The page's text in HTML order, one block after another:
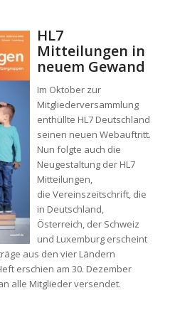
HL7
Mitteilungen in
neuem Gewand
Im Oktober zur
Mitgliederversammlung
enthüllte HL7 Deutschland
seinen neuen Webauftritt.
Nun folgte auch die
Neugestaltung der HL7
Mitteilungen,
die Vereinszeitschrift, die
in Deutschland,
Österreich, der Schweiz
und Luxemburg erscheint
aus den vier Ländern
erschien am 30. Dezember
alle Mitglieder versendet.